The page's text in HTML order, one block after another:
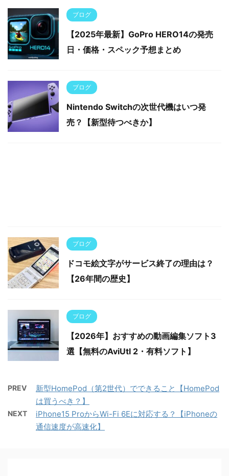
ブログ
【2025年最新】GoPro HERO14の発売
日・価格・スペック予想まとめ
ブログ
Nintendo Switchの次世代機はいつ発
売？【新型待つべきか】
ブログ
ドコモ絵文字がサービス終了の理由は？
【26年間の歴史】
ブログ
【2026年】おすすめの動画編集ソフト3
選【無料のAviUtl 2・有料ソフト】
PREV
新型HomePod（第2世代）でできること【HomePod
は買うべき？】
NEXT
iPhone15 ProからWi-Fi 6Eに対応する？【iPhoneの
通信速度が高速化】